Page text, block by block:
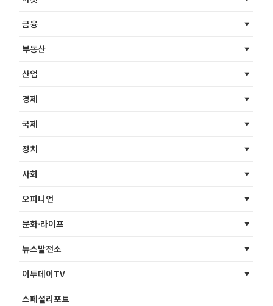
금융
부동산
산업
경제
국제
정치
사회
오피니언
문화·라이프
뉴스발전소
이투데이TV
스페셜리포트